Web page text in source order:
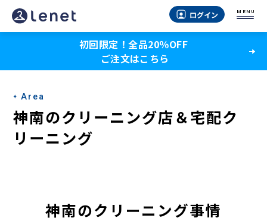
神
南
ク
リ
ー
ログイン MENU
初回限定！全品20％OFF
ご注文はこちら
Area
神南のクリーニング店＆宅配ク
リーニング
神南のクリーニング事情